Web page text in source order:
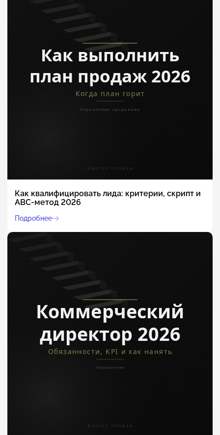
Как квалифицировать лида: критерии, скрипт и
ABC-метод 2026
Подробнее